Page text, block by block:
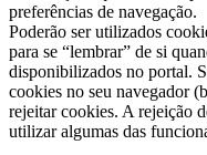
preferências de navegação.
Poderão ser utilizados
para se “lembrar” de si
disponibilizados no portal.
cookies no seu navegador
rejeitar cookies. A rejeição
utilizar algumas das